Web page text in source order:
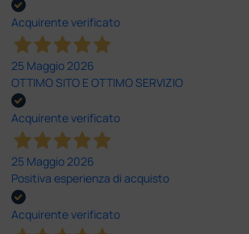
Acquirente verificato
25 Maggio 2026
OTTIMO SITO E OTTIMO SERVIZIO
Acquirente verificato
25 Maggio 2026
Positiva esperienza di acquisto
Acquirente verificato